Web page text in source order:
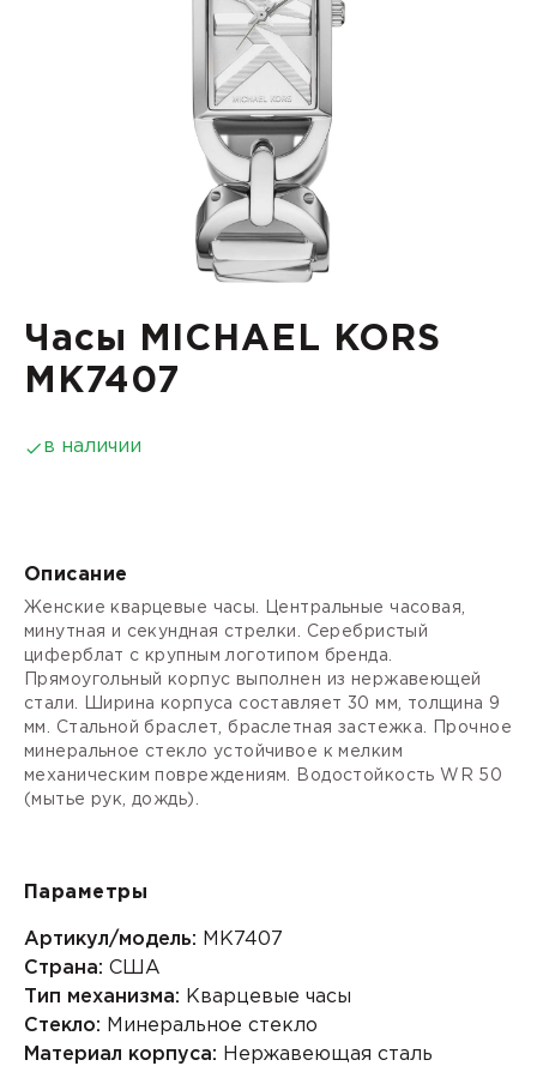
Часы MICHAEL KORS
MK7407
в наличии
Описание
Женские кварцевые часы. Центральные часовая,
минутная и секундная стрелки. Серебристый
циферблат с крупным логотипом бренда.
Прямоугольный корпус выполнен из нержавеющей
стали. Ширина корпуса составляет 30 мм, толщина 9
мм. Стальной браслет, браслетная застежка. Прочное
минеральное стекло устойчивое к мелким
механическим повреждениям. Водостойкость WR 50
(мытье рук, дождь).
Параметры
Артикул/модель: MK7407
Страна: США
Тип механизма: Кварцевые часы
Стекло: Минеральное стекло
Материал корпуса: Нержавеющая сталь